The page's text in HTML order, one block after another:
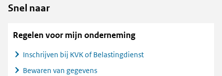
Snel naar
Regelen voor mijn onderneming
Inschrijven bij KVK of Belastingdienst
Bewaren van gegevens